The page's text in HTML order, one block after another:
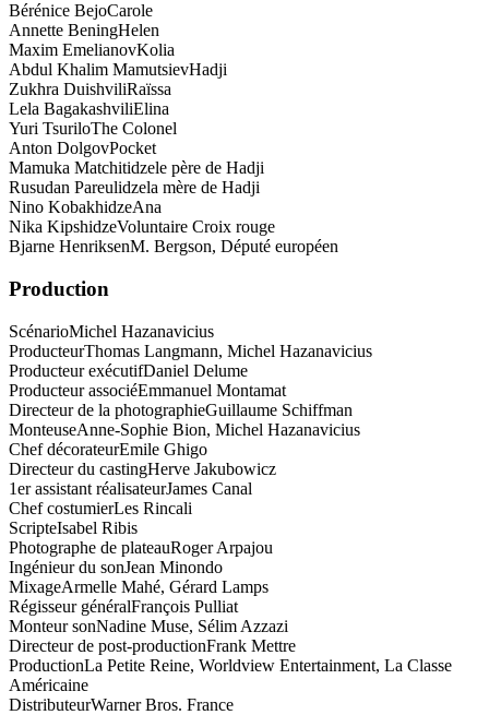
Bérénice BejoCarole
Annette BeningHelen
Maxim EmelianovKolia
Abdul Khalim MamutsievHadji
Zukhra DuishviliRaïssa
Lela BagakashviliElina
Yuri TsuriloThe Colonel
Anton DolgovPocket
Mamuka Matchitidzele père de Hadji
Rusudan Pareulidzela mère de Hadji
Nino KobakhidzeAna
Nika KipshidzeVoluntaire Croix rouge
Bjarne HenriksenM. Bergson, Député européen
Production
ScénarioMichel Hazanavicius
ProducteurThomas Langmann, Michel Hazanavicius
Producteur exécutifDaniel Delume
Producteur associéEmmanuel Montamat
Directeur de la photographieGuillaume Schiffman
MonteuseAnne-Sophie Bion, Michel Hazanavicius
Chef décorateurEmile Ghigo
Directeur du castingHerve Jakubowicz
1er assistant réalisateurJames Canal
Chef costumierLes Rincali
ScripteIsabel Ribis
Photographe de plateauRoger Arpajou
Ingénieur du sonJean Minondo
MixageArmelle Mahé, Gérard Lamps
Régisseur généralFrançois Pulliat
Monteur sonNadine Muse, Sélim Azzazi
Directeur de post-productionFrank Mettre
ProductionLa Petite Reine, Worldview Entertainment, La Classe
Américaine
DistributeurWarner Bros. France